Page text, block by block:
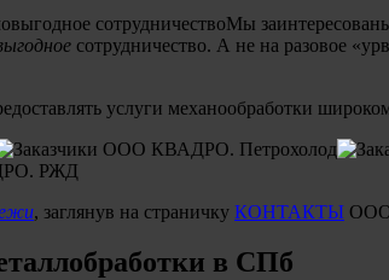
Мы
сотрудничество. А не на разовое
услуги механообработки
, заглянув на страничку КОНТАКТЫ
в СПб